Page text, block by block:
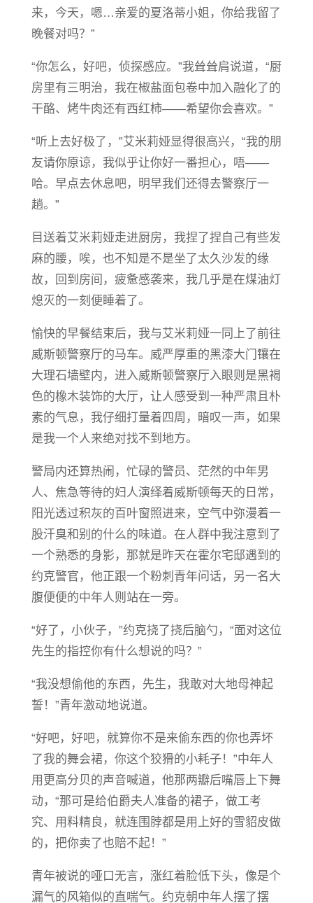
来，今天，嗯…亲爱的夏洛蒂小姐，你给我留了
晚餐对吗？”
“你怎么，好吧，侦探感应。”我耸耸肩说道，“厨
房里有三明治，我在椒盐面包卷中加入融化了的
干酪、烤牛肉还有西红柿——希望你会喜欢。”
“听上去好极了，”艾米莉娅显得很高兴，“我的朋
友请你原谅，我似乎让你好一番担心，唔——
哈。早点去休息吧，明早我们还得去警察厅一
趟。”
目送着艾米莉娅走进厨房，我捏了捏自己有些发
麻的腰，唉，也不知是不是坐了太久沙发的缘
故，回到房间，疲惫感袭来，我几乎是在煤油灯
熄灭的一刻便睡着了。
愉快的早餐结束后，我与艾米莉娅一同上了前往
威斯顿警察厅的马车。威严厚重的黑漆大门镶在
大理石墙壁内，进入威斯顿警察厅入眼则是黑褐
色的橡木装饰的大厅，让人感受到一种严肃且朴
素的气息，我仔细打量着四周，暗叹一声，如果
是我一个人来绝对找不到地方。
警局内还算热闹，忙碌的警员、茫然的中年男
人、焦急等待的妇人演绎着威斯顿每天的日常，
阳光透过积灰的百叶窗照进来，空气中弥漫着一
股汗臭和别的什么的味道。在人群中我注意到了
一个熟悉的身影，那就是昨天在霍尔宅邸遇到的
约克警官，他正跟一个粉刺青年问话，另一名大
腹便便的中年人则站在一旁。
“好了，小伙子，”约克挠了挠后脑勺，“面对这位
先生的指控你有什么想说的吗？”
“我没想偷他的东西，先生，我敢对大地母神起
誓！”青年激动地说道。
“好吧，好吧，就算你不是来偷东西的你也弄坏
了我的舞会裙，你这个狡猾的小耗子！”中年人
用更高分贝的声音喊道，他那两瓣后嘴唇上下舞
动，“那可是给伯爵夫人准备的裙子，做工考
究、用料精良，就连围脖都是用上好的雪貂皮做
的，把你卖了也赔不起！”
青年被说的哑口无言，涨红着脸低下头，像是个
漏气的风箱似的直喘气。约克朝中年人摆了摆